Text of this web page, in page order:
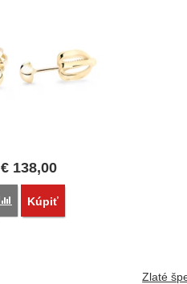
€138,00
Porovnať
Kúpiť
Zlaté